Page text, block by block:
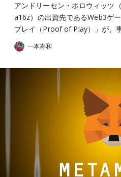
アンドリーセン・ホロウィッツ
a16z）の出資先であるWeb3ゲ
プレイ（Proof of Play）」が、
一本寿和